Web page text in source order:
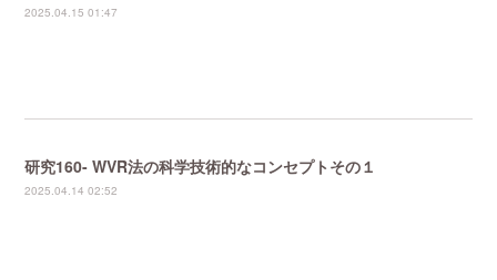
2025.04.15 01:47
研究160- WVR法の科学技術的なコンセプトその１
2025.04.14 02:52